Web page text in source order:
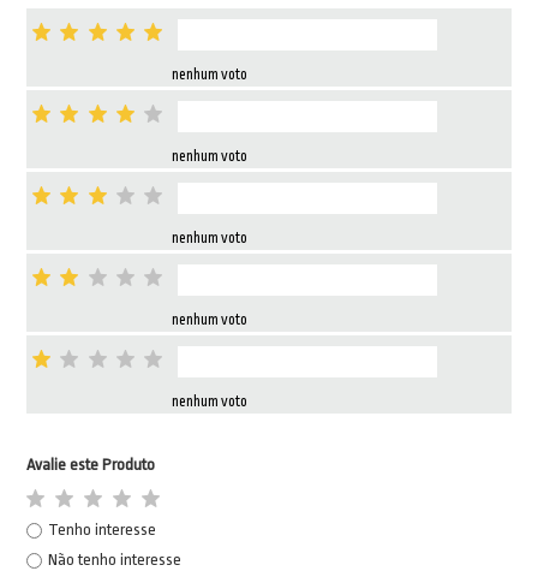
nenhum voto
nenhum voto
nenhum voto
nenhum voto
nenhum voto
Avalie este Produto
Tenho interesse
Não tenho interesse